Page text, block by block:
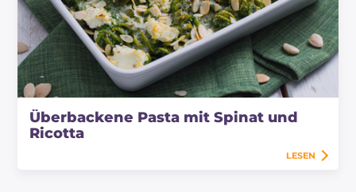
Überbackene Pasta mit Spinat und
Ricotta
LESEN